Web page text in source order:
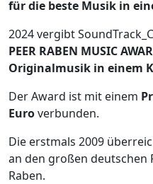
für die beste Musik in
2024 vergibt
PEER RABEN MUSIC
Originalmusik in einem
Der Award ist mit einem
Euroverbunden.
Die erstmals 2009
an den großen deutschen
Raben.